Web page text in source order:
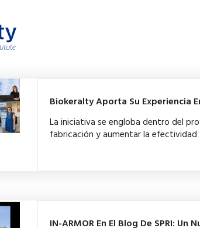
Biokeralty Aporta Su Experiencia
La iniciativa se engloba dentro del
fabricación y aumentar la
IN-ARMOR En El Blog De SPRI: